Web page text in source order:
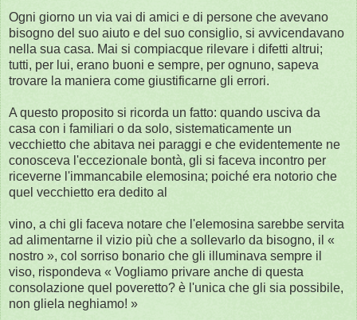
Ogni giorno un via vai di amici e di persone che avevano
bisogno del suo aiuto e del suo consiglio, si avvicendavano
nella sua casa. Mai si compiacque rilevare i difetti altrui;
tutti, per lui, erano buoni e sempre, per ognuno, sapeva
trovare la maniera come giustificarne gli errori.
A questo proposito si ricorda un fatto: quando usciva da
casa con i familiari o da solo, sistematicamente un
vecchietto che abitava nei paraggi e che evidentemente ne
conosceva l'eccezionale bontà, gli si faceva incontro per
riceverne l'immancabile elemosina; poiché era notorio che
quel vecchietto era dedito al
vino, a chi gli faceva notare che l'elemosina sarebbe servita
ad alimentarne il vizio più che a sollevarlo da bisogno, il «
nostro », col sorriso bonario che gli illuminava sempre il
viso, rispondeva « Vogliamo privare anche di questa
consolazione quel poveretto? è l'unica che gli sia possibile,
non gliela neghiamo! »